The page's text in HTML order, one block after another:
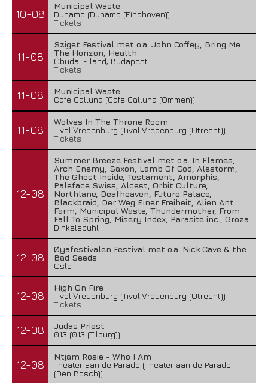
10-08
Municipal Waste
Dynamo (Dynamo (Eindhoven))
Tickets
11-08
Sziget Festival met o.a. John Coffey, Bring Me
The Horizon, Health
Óbudai Eiland, Budapest
Tickets
11-08
Municipal Waste
Cafe Calluna (Cafe Calluna (Ommen))
11-08
Wolves In The Throne Room
TivoliVredenburg (TivoliVredenburg (Utrecht))
Tickets
12-08
Summer Breeze Festival met o.a. In Flames,
Arch Enemy, Saxon, Lamb Of God, Alestorm,
The Ghost Inside, Testament, Amorphis,
Paleface Swiss, Alcest, Orbit Culture,
Northlane, Deafheaven, Future Palace,
Blackbraid, Der Weg Einer Freiheit, Alien Ant
Farm, Municipal Waste, Thundermother, From
Fall To Spring, Misery Index, Parasite inc., Groza
Dinkelsbühl
12-08
Øyafestivalen Festival met o.a. Nick Cave & the
Bad Seeds
Oslo
12-08
High On Fire
TivoliVredenburg (TivoliVredenburg (Utrecht))
Tickets
12-08
Judas Priest
013 (013 (Tilburg))
12-08
Ntjam Rosie - Who I Am
Theater aan de Parade (Theater aan de Parade
(Den Bosch))